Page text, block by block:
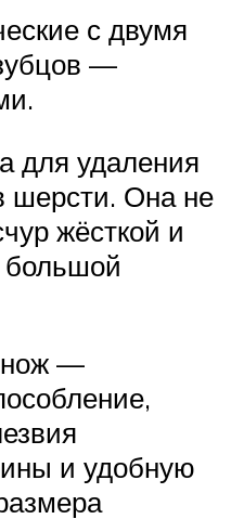
с двумя
—
для удаления
шерсти. Она не
жёсткой и
нож —
и удобную